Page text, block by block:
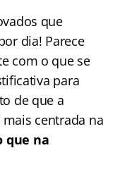
que
dia! Parece
com o que se
para
de que a
centrada na
que na